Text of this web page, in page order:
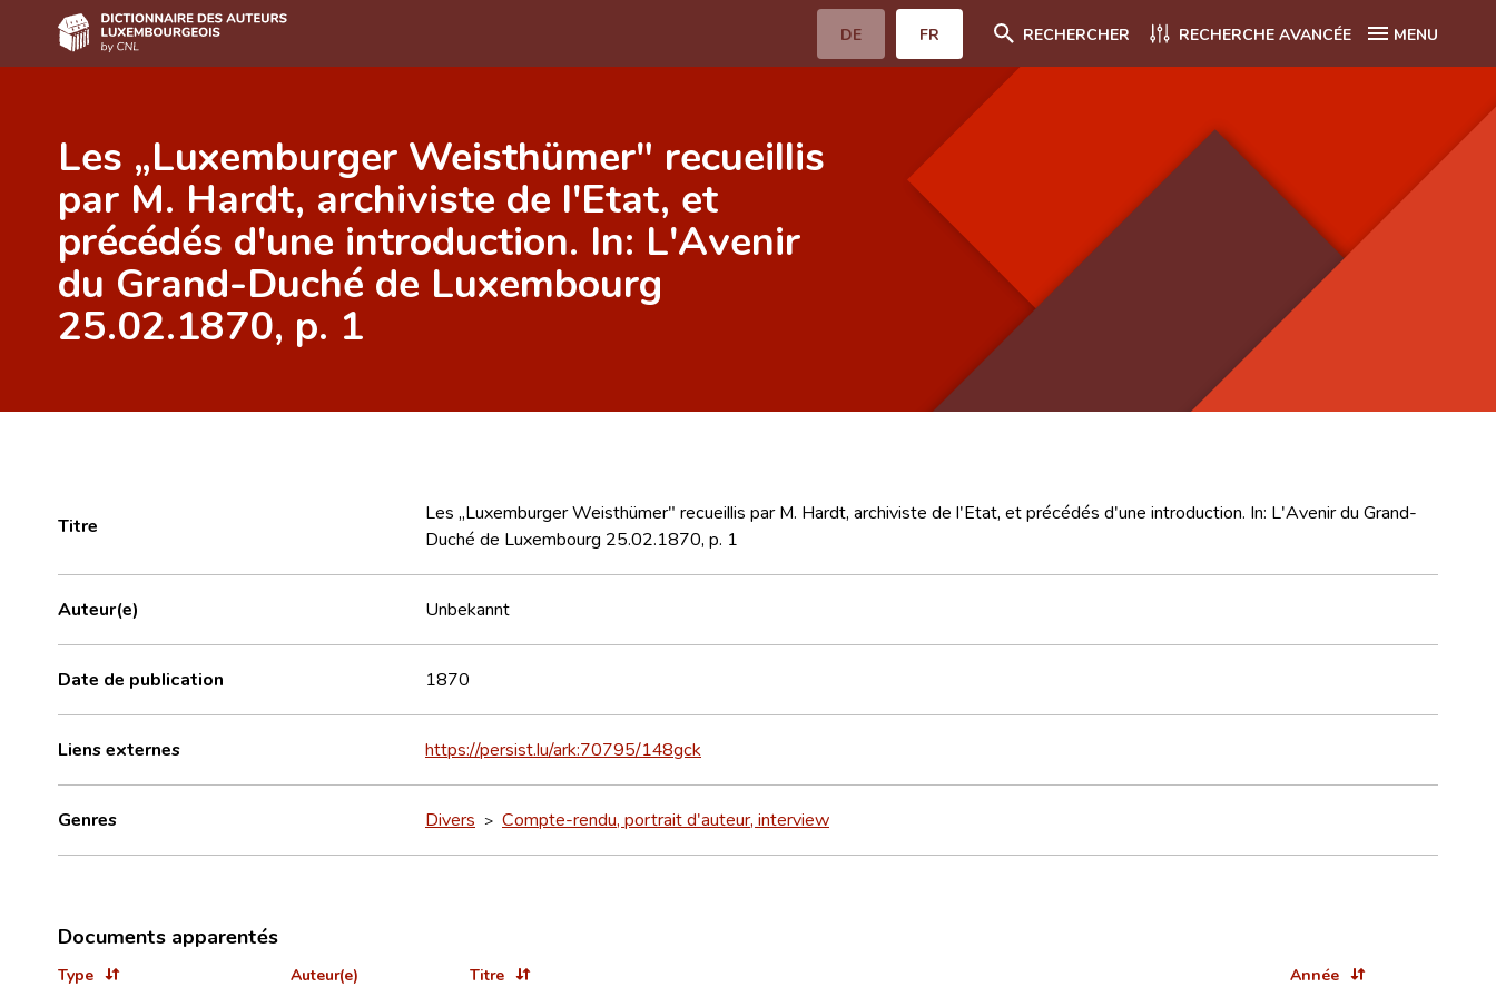
DE FR RECHERCHER RECHERCHE AVANCÉE MENU
Auteur(e)s A-Z
Recherche avancée
Foire aux questions
CNL
Équipe scientifique
Les „Luxemburger Weisthümer" recueillis
par M. Hardt, archiviste de l'Etat, et
précédés d'une introduction. In: L'Avenir
du Grand-Duché de Luxembourg
25.02.1870, p. 1
Titre
Les „Luxemburger Weisthümer" recueillis par M. Hardt, archiviste de l'Etat, et précédés d'une introduction. In: L'Avenir du Grand-
Duché de Luxembourg 25.02.1870, p. 1
Auteur(e) Unbekannt
Date de publication 1870
Liens externes https://persist.lu/ark:70795/148gck
Genres Divers > Compte-rendu, portrait d'auteur, interview
Documents apparentés
Type Auteur(e) Titre Année